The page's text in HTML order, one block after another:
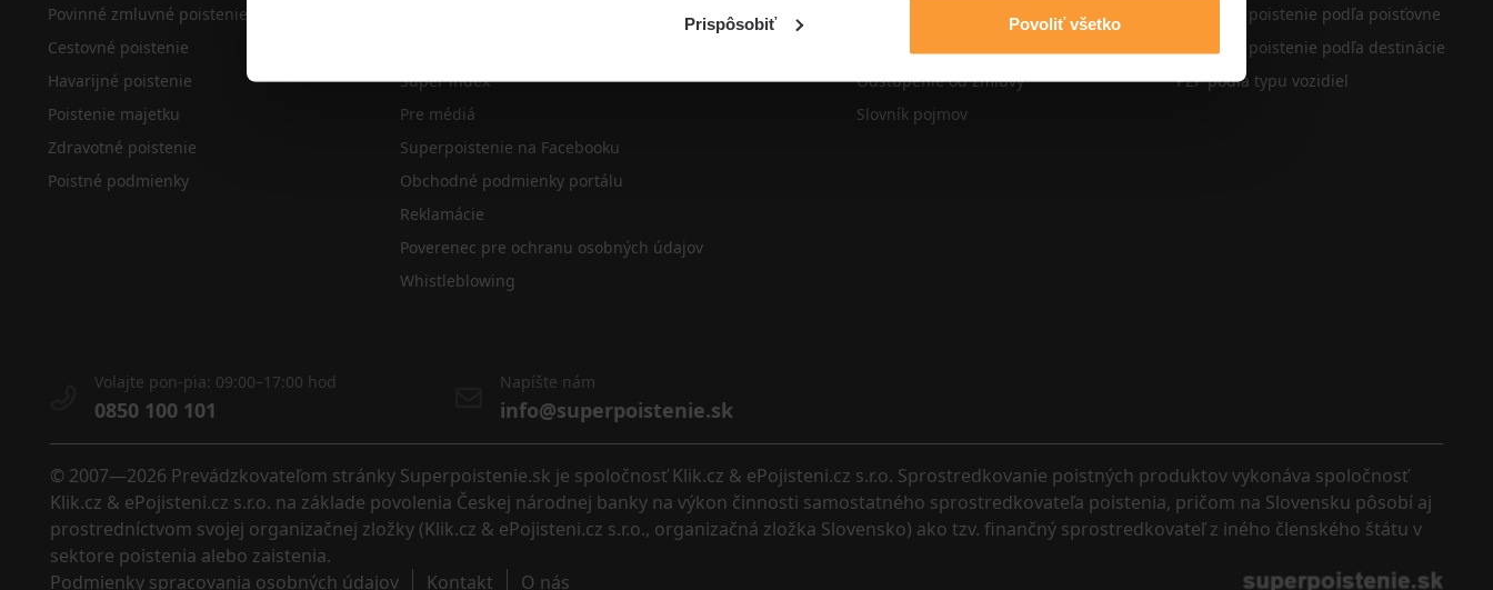
Prispôsobiť Povoliť všetko
Povinné zmluvné poistenie
Cestovné poistenie
Havarijné poistenie
Poistenie majetku
Zdravotné poistenie
Poistné podmienky
Super index
Pre médiá
Superpoistenie na Facebooku
Obchodné podmienky portálu
Reklamácie
Poverenec pre ochranu osobných údajov
Whistleblowing
Poisťovne
Odstúpenie od zmluvy
Slovník pojmov
Cestovné poistenie podľa poisťovne
Cestovné poistenie podľa destinácie
PZP podľa typu vozidiel
Volajte pon-pia: 09:00–17:00 hod
0850 100 101
Napíšte nám
info@superpoistenie.sk
© 2007—2026 Prevádzkovateľom stránky Superpoistenie.sk je spoločnosť Klik.cz & ePojisteni.cz s.r.o. Sprostredkovanie poistných produktov vykonáva spoločnosť
Klik.cz & ePojisteni.cz s.r.o. na základe povolenia Českej národnej banky na výkon činnosti samostatného sprostredkovateľa poistenia, pričom na Slovensku pôsobí aj
prostredníctvom svojej organizačnej zložky (Klik.cz & ePojisteni.cz s.r.o., organizačná zložka Slovensko) ako tzv. finančný sprostredkovateľ z iného členského štátu v
sektore poistenia alebo zaistenia.
Podmienky spracovania osobných údajov
Kontakt O nás